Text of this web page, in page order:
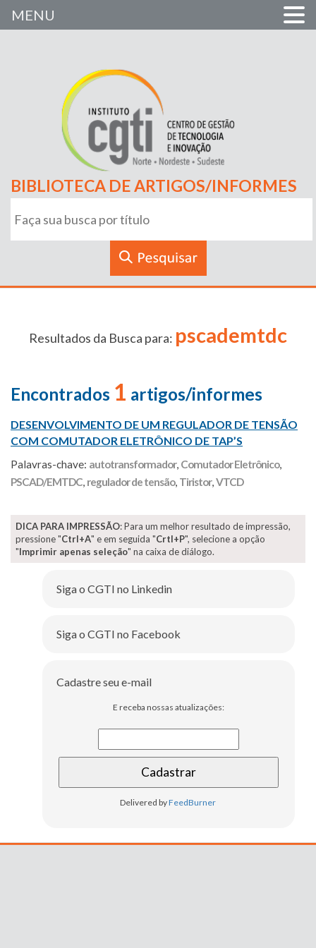
BIBLIOTECA DE ARTIGOS/INFORMES
Resultados da Busca para: pscademtdc
Encontrados 1 artigos/informes
DESENVOLVIMENTO DE UM REGULADOR DE TENSÃO
COM COMUTADOR ELETRÔNICO DE TAP’S
Palavras-chave: autotransformador, Comutador Eletrônico,
PSCAD/EMTDC, regulador de tensão, Tiristor,VTCD
DICA PARA IMPRESSÃO: Para um melhor resultado de impressão,
pressione "Ctrl+A" e em seguida "Crtl+P", selecione a opção
"Imprimir apenas seleção" na caixa de diálogo.
Siga o CGTI no Linkedin
Siga o CGTI no Facebook
Cadastre seu e-mail
E receba nossas atualizações:
Delivered byFeedBurner
MENU